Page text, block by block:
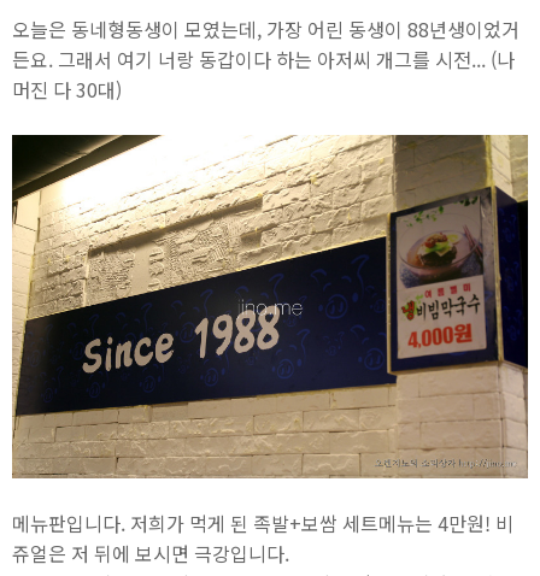
오늘은 동네형동생이 모였는데, 가장 어린 동생이 88년생이었거
든요. 그래서 여기 너랑 동갑이다 하는 아저씨 개그를 시전... (나
머진 다 30대)
메뉴판입니다. 저희가 먹게 된 족발+보쌈 세트메뉴는 4만원! 비
쥬얼은 저 뒤에 보시면 극강입니다.